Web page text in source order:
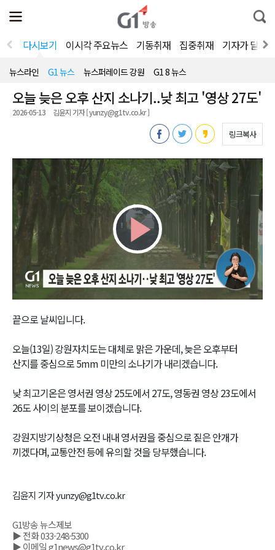
전
체
뉴
열
통
합
색
다시보기 이시각 주요뉴스 기동취재 집중취재 기자가 달려
뉴스라인 G1 뉴스 뉴스퍼레이드 강원 G1 8 뉴스
오늘 늦은 오후 산지 소나기..낮 최고 '영상 27도'
2026-05-13 김윤지 기자 [ yunzy@g1tv.co.kr ]
링크복사
Play
Video
끝으로 날씨입니다.
오늘(13일) 강원자치도는 대체로 맑은 가운데, 늦은 오후부터
산지를 중심으로 5mm 미만의 소나기가 내리겠습니다.
낮 최고기온은 영서권 영상 25도에서 27도, 영동권 영상 23도에서
26도 사이의 분포를 보이겠습니다.
강원지방기상청은 오전 내내 영서권을 중심으로 짙은 안개가
끼겠다며, 교통안전 등에 유의할 것을 당부했습니다.
김윤지 기자 yunzy@g1tv.co.kr
G1방송 뉴스제보
▶ 전화 033-248-5300
▶ 이메일 g1news@g1tv.co.kr